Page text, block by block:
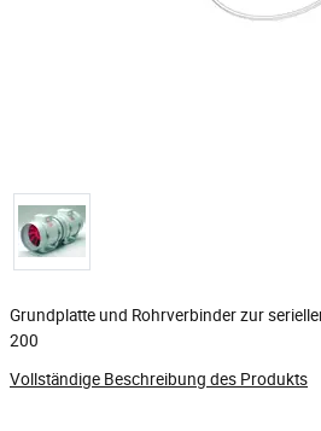
Grundplatte und Rohrverbinder zur
200
Vollständige Beschreibung des Produkts